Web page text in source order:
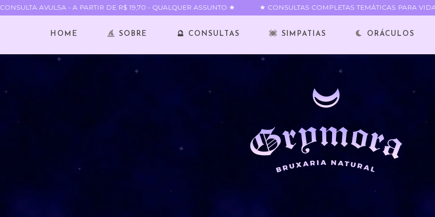
AVULSA - A PARTIR DE R$ 19,70 - QUALQUER ASSUNTO ★ ★ CONSULTAS COMPLETAS TEMÁTICAS PARA VIDA
HOME SOBRE 🔮 CONSULTAS SIMPATIAS ORÁCULOS